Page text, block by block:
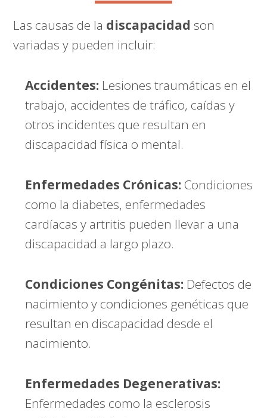
Las causas de la discapacidad son
variadas y pueden incluir:
Accidentes: Lesiones traumáticas en el
trabajo, accidentes de tráfico, caídas y
otros incidentes que resultan en
discapacidad física o mental.
Enfermedades Crónicas: Condiciones
como la diabetes, enfermedades
cardíacas y artritis pueden llevar a una
discapacidad a largo plazo.
Condiciones Congénitas: Defectos de
nacimiento y condiciones genéticas que
resultan en discapacidad desde el
nacimiento.
Enfermedades Degenerativas:
Enfermedades como la esclerosis